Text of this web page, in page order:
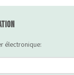
électronique: